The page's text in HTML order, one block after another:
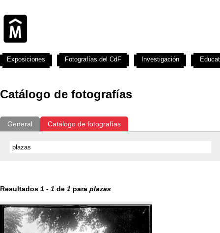
Catálogo de fotografías
General Catálogo de fotografías
Resultados 1 - 1 de 1 para plazas
Exposiciones Fotografías del CdF Investigación